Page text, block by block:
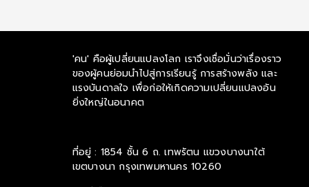
'คน' คือผู้เปลี่ยนแปลงโลก เราจึงเชื่อมั่นว่าเรื่องราว
ของผู้คนย่อมนำไปสู่การเรียนรู้ การสร้างพลัง และ
แรงบันดาลใจ เพื่อก่อให้เกิดความเปลี่ยนแปลงอัน
ยิ่งใหญ่ในอนาคต
ที่อยู่ : 1854 ชั้น 6 ถ. เทพรัตน แขวงบางนาใต้
เขตบางนา กรุงเทพมหานคร 10260